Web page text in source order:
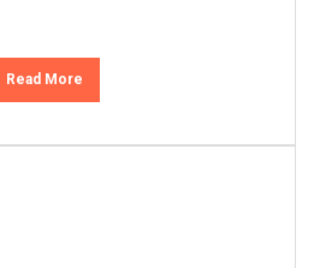
Read More